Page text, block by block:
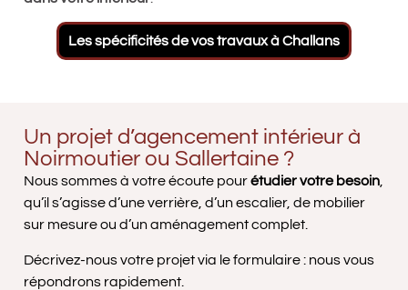
Les spécificités de vos travaux à Challans
Un projet d’agencement intérieur à
Noirmoutier ou Sallertaine ?
Nous sommes à votre écoute pourétudier votre besoin,
qu’il s’agisse d’une verrière, d’un escalier, de mobilier
sur mesure ou d’un aménagement complet.
Décrivez-nous votre projet via le formulaire : nous vous
répondrons rapidement.